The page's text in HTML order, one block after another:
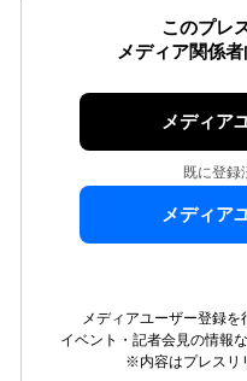
このプレ
メディア関係
メディア
既に登録
メディア
メディアユーザー登録を
イベント・記者会見の情報
※内容はプレスリ